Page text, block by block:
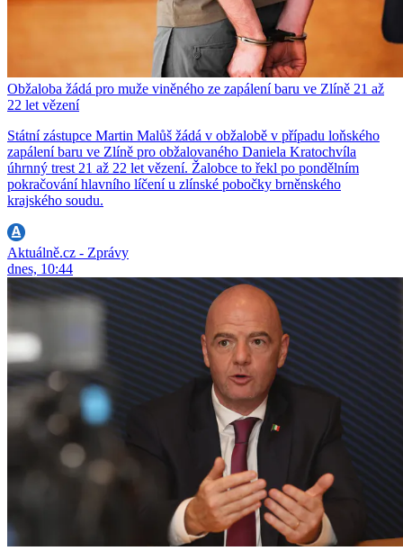
Obžaloba žádá pro muže viněného ze zapálení baru ve Zlíně 21 až
22 let vězení
Státní zástupce Martin Malůš žádá v obžalobě v případu loňského
zapálení baru ve Zlíně pro obžalovaného Daniela Kratochvíla
úhrnný trest 21 až 22 let vězení. Žalobce to řekl po pondělním
pokračování hlavního líčení u zlínské pobočky brněnského
krajského soudu.
Aktuálně.cz - Zprávy
dnes, 10:44